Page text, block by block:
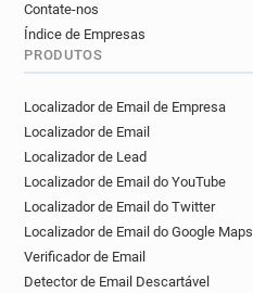
Contate-nos
Índice de Empresas
PRODUTOS
Localizador de Email de Empresa
Localizador de Email
Localizador de Lead
Localizador de Email do YouTube
Localizador de Email do Twitter
Localizador de Email do Google Maps
Verificador de Email
Detector de Email Descartável